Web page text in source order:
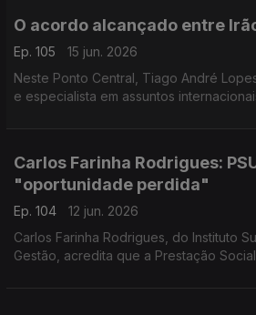
O acordo alcançado entre
Ep. 105
15 jun. 2026
Neste Ponto Central, Tiago André
e especialista em assuntos
Carlos Farinha Rodrigues:
"oportunidade perdida"
Ep. 104
12 jun. 2026
Carlos Farinha Rodrigues, do Instituto
Gestão, acredita que a Prestação